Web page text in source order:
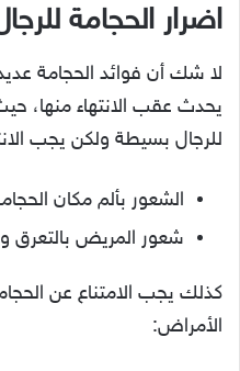
اضرار الحجامة
لا شك أن فوائد الحجامة
يحدث عقب الانتهاء منها،
للرجال بسيطة ولكن يجب
الشعور بألم مكان
شعور المريض بالتعرق
كذلك يجب الامتناع عن
الأمراض: